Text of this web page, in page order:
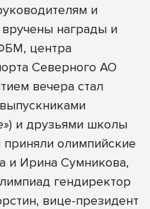
и
награды и
центра
Северного АО
вечера стал
и друзьями школы
приняли олимпийские
и Ирина Сумникова,
гендиректор
вице-президент